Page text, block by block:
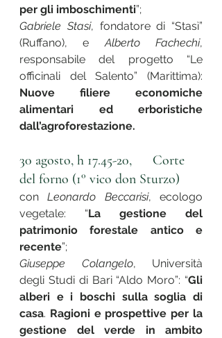
per gli imboschimenti”;
Gabriele Stasi, fondatore di “Stasì”
(Ruffano), e Alberto Fachechi,
responsabile del progetto “Le
Nuove filiere economiche
alimentari ed erboristiche
dall’agroforestazione.
30 agosto, h 17.45-20,      Corte
del forno (1° vico don Sturzo)
con Leonardo Beccarisi, ecologo
vegetale: “La gestione del
patrimonio forestale antico e
recente”;
Giuseppe Colangelo, Università
degli Studi di Bari “Aldo Moro”: “Gli
alberi e i boschi sulla soglia di
casa. Ragioni e prospettive per la
gestione del verde in ambito